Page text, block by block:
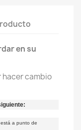
en su
hacer cambio
a punto de